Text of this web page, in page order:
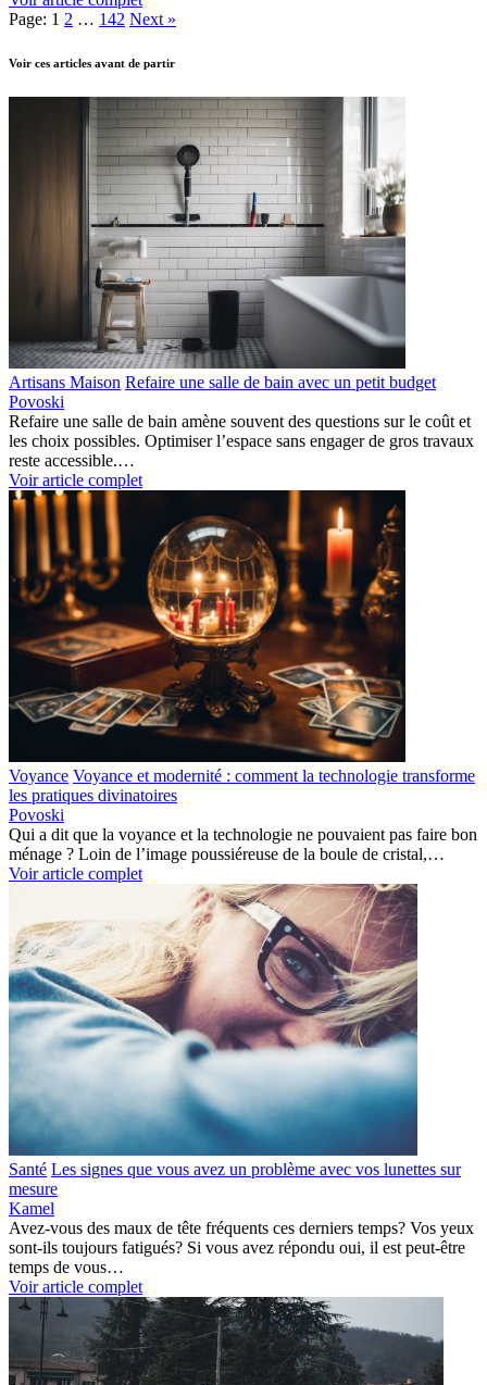
Page: 1 2 … 142 Next »
Voir ces articles avant de partir
Artisans Maison Refaire une salle de bain avec un petit budget
Povoski
Refaire une salle de bain amène souvent des questions sur le coût et
les choix possibles. Optimiser l’espace sans engager de gros travaux
reste accessible.…
Voir article complet
Voyance Voyance et modernité : comment la technologie transforme
les pratiques divinatoires
Povoski
Qui a dit que la voyance et la technologie ne pouvaient pas faire bon
ménage ? Loin de l’image poussiéreuse de la boule de cristal,…
Voir article complet
Santé Les signes que vous avez un problème avec vos lunettes sur
mesure
Kamel
Avez-vous des maux de tête fréquents ces derniers temps? Vos yeux
sont-ils toujours fatigués? Si vous avez répondu oui, il est peut-être
temps de vous…
Voir article complet